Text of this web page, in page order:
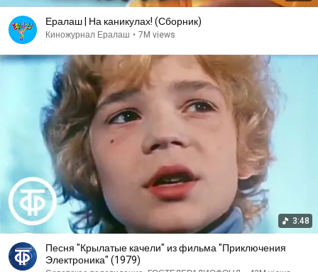
Ералаш | На каникулах! (Сборник)
Киножурнал Ералаш • 7M views
3:48
Песня "Крылатые качели" из фильма "Приключения
Электроника" (1979)